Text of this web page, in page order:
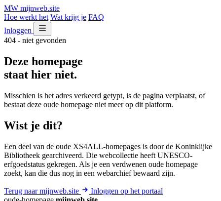
MW mijnweb.site
Hoe werkt het Wat krijg je FAQ
Inloggen
404 - niet gevonden
Deze homepage
staat hier niet.
Misschien is het adres verkeerd getypt, is de pagina verplaatst, of
bestaat deze oude homepage niet meer op dit platform.
Wist je dit?
Een deel van de oude XS4ALL-homepages is door de Koninklijke
Bibliotheek gearchiveerd. Die webcollectie heeft UNESCO-
erfgoedstatus gekregen. Als je een verdwenen oude homepage
zoekt, kan die dus nog in een webarchief bewaard zijn.
Terug naar mijnweb.site
Inloggen op het portaal